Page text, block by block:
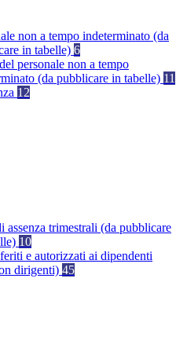
non a tempo indeterminato (da
in tabelle) 6
personale non a tempo
(da pubblicare in tabelle) 11
12
assenza trimestrali (da pubblicare
10
e autorizzati ai dipendenti
dirigenti) 45